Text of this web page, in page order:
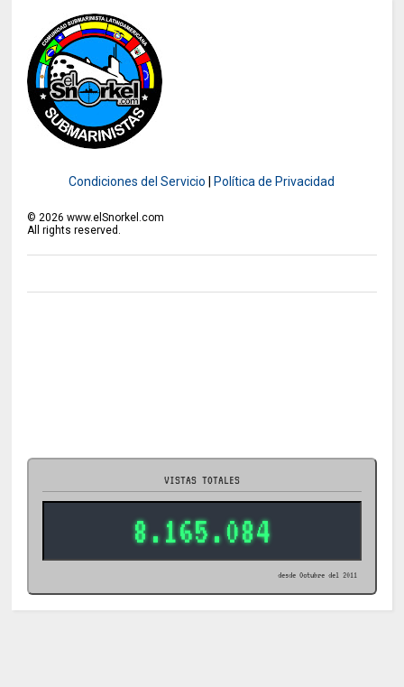
Condiciones del Servicio Política de Privacidad
© 2026 www.elSnorkel.com
All rights reserved.
VISTAS TOTALES
8.165.084
desde Octubre del 2011